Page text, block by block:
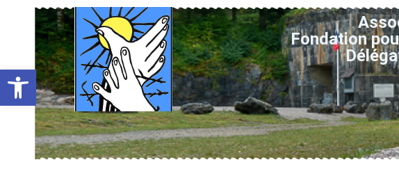
Ouvrir la barre d’outils
Fondation